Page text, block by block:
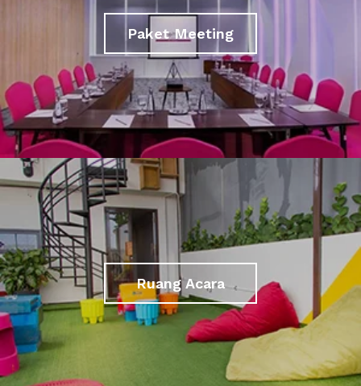
Paket Meeting
Ruang Acara